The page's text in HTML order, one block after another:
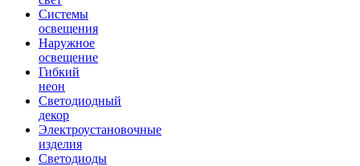
Системы
освещения
Наружное
освещение
Гибкий
неон
Светодиодный
декор
Электроустановочные
изделия
Светодиоды